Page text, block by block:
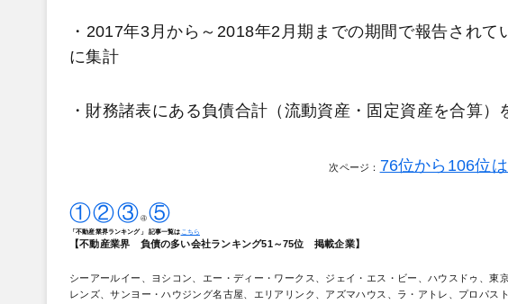
・2017年3月から～2018年2月期までの期間で報告され
に集計
・財務諸表にある負債合計（流動資産・固定資産を合算）
次ページ： 76位から106位
①②③ ④ ⑤
「不動産業界ランキング」 記事一覧は こちら
【不動産業界 負債の多い会社ランキング51～75位 掲載企業】
シーアールイー、ヨシコン、エー・ディー・ワークス、ジェイ・エス・ビー、ハウスドゥ、
レンズ、サンヨー・ハウジング名古屋、エリアリンク、アズマハウス、ラ・アトレ、プロパス